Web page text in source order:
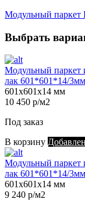
Модульный паркет
Выбрать
Модульный
лак 601*601*14/3мм
601х601х14 мм
10 450 р/м2
Под заказ
В корзину Добавлен
Модульный
лак 601*601*14/3мм
601х601х14 мм
9 240 р/м2